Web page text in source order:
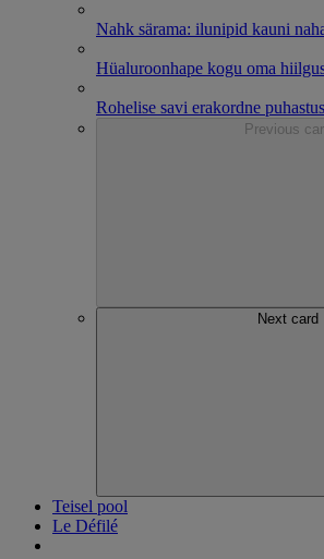
Nahk särama: ilunipid kauni
Hüaluroonhape kogu oma
Rohelise savi erakordne
Previous
Next card
Teisel pool
Le Défilé